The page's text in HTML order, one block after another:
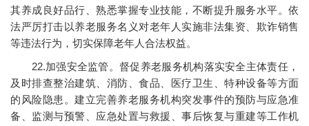
其养成良好品行、熟悉掌握专业技能，不断提升服务水平。依
法严厉打击以养老服务名义对老年人实施非法集资、欺诈销售
等违法行为，切实保障老年人合法权益。
22.加强安全监管。督促养老服务机构落实安全主体责任，
及时排查整治建筑、消防、食品、医疗卫生、特种设备等方面
的风险隐患。建立完善养老服务机构突发事件的预防与应急准
备、监测与预警、应急处置与救援、事后恢复与重建等工作机